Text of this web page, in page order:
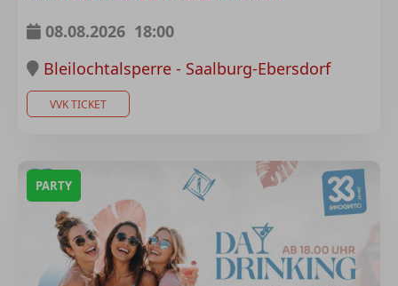
08.08.2026 18:00
Bleilochtalsperre - Saalburg-Ebersdorf
VVK TICKET
PARTY